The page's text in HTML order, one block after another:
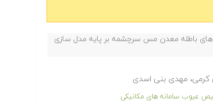
باطله معدن مس سرچشمه بر پایه مدل سازی
کرمی، مهدی بنی اسدی
عیوب سامانه های مکانیکی